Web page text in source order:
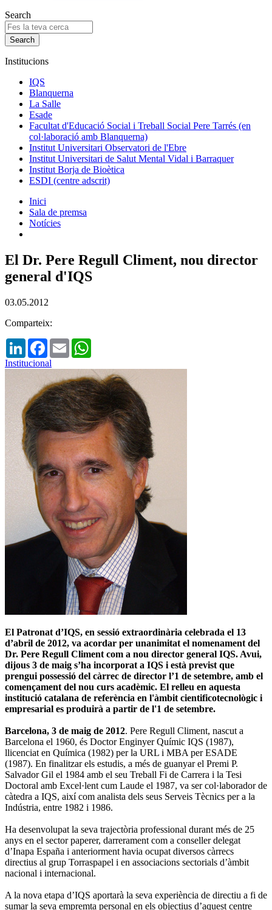
Search
Institucions
IQS
Blanquerna
La Salle
Esade
Facultat d'Educació Social i Treball Social Pere Tarrés (en
col·laboració amb Blanquerna)
Institut Universitari Observatori de l'Ebre
Institut Universitari de Salut Mental Vidal i Barraquer
Institut Borja de Bioètica
ESDI (centre adscrit)
Inici
Sala de premsa
Notícies
El Dr. Pere Regull Climent, nou director
general d'IQS
03.05.2012
Comparteix:
LinkedInFacebook
Email
Institucional
El Patronat d’IQS, en sessió extraordinària celebrada el 13
d’abril de 2012, va acordar per unanimitat el nomenament del
Dr. Pere Regull Climent com a nou director general IQS. Avui,
dijous 3 de maig s’ha incorporat a IQS i està previst que
prengui possessió del càrrec de director l’1 de setembre, amb el
començament del nou curs acadèmic. El relleu en aquesta
institució catalana de referència en l'àmbit cientificotecnològic i
empresarial es produirà a partir de l'1 de setembre.
Barcelona, 3 de maig de 2012. Pere Regull Climent, nascut a
Barcelona el 1960, és Doctor Enginyer Químic IQS (1987),
llicenciat en Química (1982) per la URL i MBA per ESADE
(1987). En finalitzar els estudis, a més de guanyar el Premi P.
Salvador Gil el 1984 amb el seu Treball Fi de Carrera i la Tesi
Doctoral amb Excel·lent cum Laude el 1987, va ser col·laborador de
càtedra a IQS, així com analista dels seus Serveis Tècnics per a la
Indústria, entre 1982 i 1986.
Ha desenvolupat la seva trajectòria professional durant més de 25
anys en el sector paperer, darrerament com a conseller delegat
d’Inapa España i anteriorment havia ocupat diversos càrrecs
directius al grup Torraspapel i en associacions sectorials d’àmbit
nacional i internacional.
A la nova etapa d’IQS aportarà la seva experiència de directiu a fi de
sumar la seva empremta personal en els objectius d’aquest centre